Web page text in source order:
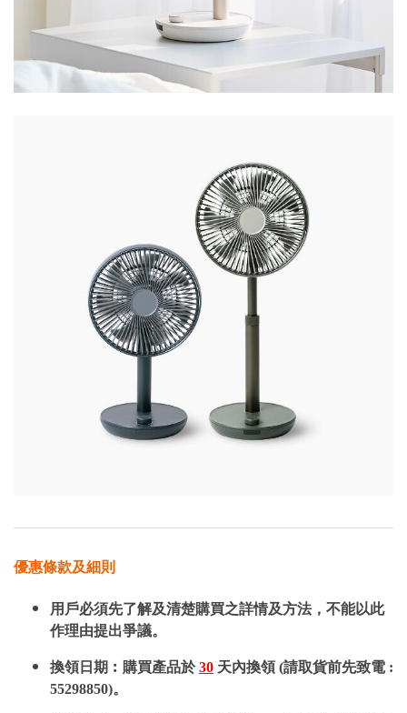
優惠條款及細則
用戶必須先了解及清楚購買之詳情及方法，不能以此
作理由提出爭議。
換領日期︰購買產品於30 天內換領 (請取貨前先致電 :
55298850)。